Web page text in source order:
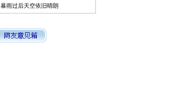
暴雨过后天空依旧晴朗